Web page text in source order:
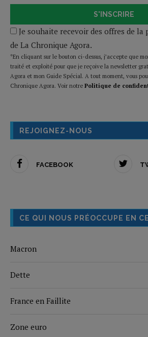
S'INSCRIRE
Je souhaite recevoir des offres de la
de La Chronique Agora.
*En cliquant sur le bouton ci-dessus, j’accepte que
traité et exploité pour que je reçoive la newsletter
Agora et mon Guide Spécial. A tout moment, vous
Chronique Agora. Voir notre Politique de
REJOIGNEZ-NOUS
FACEBOOK
CE QUI NOUS PRÉOCCUPE EN
Macron
Dette
France en Faillite
Zone euro